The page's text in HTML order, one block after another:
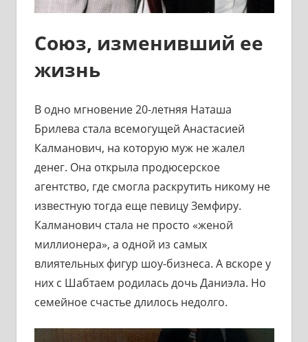
Союз, изменивший ее
жизнь
В одно мгновение 20-летняя Наташа
Брилева стала всемогущей Анастасией
Калманович, на которую муж не жалел
денег. Она открыла продюсерское
агентство, где смогла раскрутить никому не
известную тогда еще певицу Земфиру.
Калманович стала не просто «женой
миллионера», а одной из самых
влиятельных фигур шоу-бизнеса. А вскоре у
них с Шабтаем родилась дочь Даниэла. Но
семейное счастье длилось недолго.